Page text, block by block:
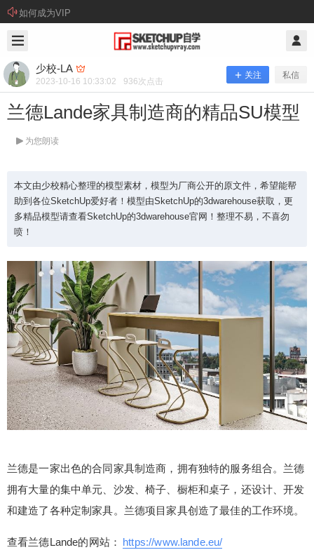
如何成为VIP
少校-LA
2023-10-16 10:33:02 936次点击
关注 私信
兰德Lande家具制造商的精品SU模型
为您朗读
本文由少校精心整理的模型素材，模型为厂商公开的原文件，希望能帮
助到各位SketchUp爱好者！模型由SketchUp的3dwarehouse获取，更
多精品模型请查看SketchUp的3dwarehouse官网！整理不易，不喜勿
喷！
兰德是一家出色的合同家具制造商，拥有独特的服务组合。兰德
拥有大量的集中单元、沙发、椅子、橱柜和桌子，还设计、开发
和建造了各种定制家具。兰德项目家具创造了最佳的工作环境。
查看兰德Lande的网站： https://www.lande.eu/
少校-LA @ SketchUp自学
兰德Lande家具制造商的精品SU模型
本文由少校精心整理的模型素材，模型为厂商公开
的原文件，希望能帮助到各位SketchUp爱好者！模
型由SketchUp的3dwarehouse获取，更多精品模型
请查看SketchUp的3dwarehouse官网！整理不易，
不喜勿喷！
扫描二维码继续阅读